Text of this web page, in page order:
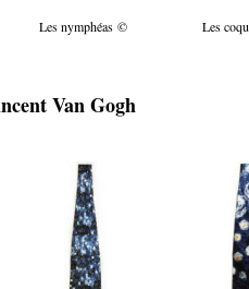
Les nymphéas © Les
Van Gogh